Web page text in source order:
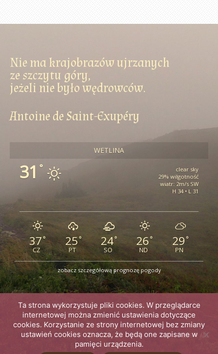
Nie ma krajobrazów ujrzanych
ze szczytu góry,
jeżeli nie było wędrowców.
Antoine de Saint-Exupéry
WETLINA
31 °
clear sky
29% wilgotność
wiatr: 2m/s SW
H 34 • L 31
37°
CZ
25°
PT
24°
SO
26°
ND
29 °
PN
zobacz szczegółową prognozę pogody
2016 © AM
Ta strona wykorzystuje pliki cookies. W przeglądarce
internetowej można zmienić ustawienia dotyczące
cookies. Korzystanie ze strony internetowej bez zmiany
ustawień cookies oznacza, że będą one zapisane w
pamięci urządzenia.